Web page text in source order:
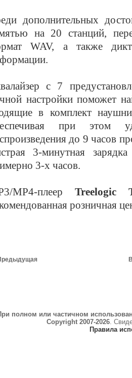
дополнительных
на 20 станций,
WAV, а также
с 7
настройки поможет
в комплект
при этом
до 9 часов
3-минутная
3-х часов.
MP4-плеер Treelogic
розничная
полном или частичном
Copyright 2007-2026.
Правила